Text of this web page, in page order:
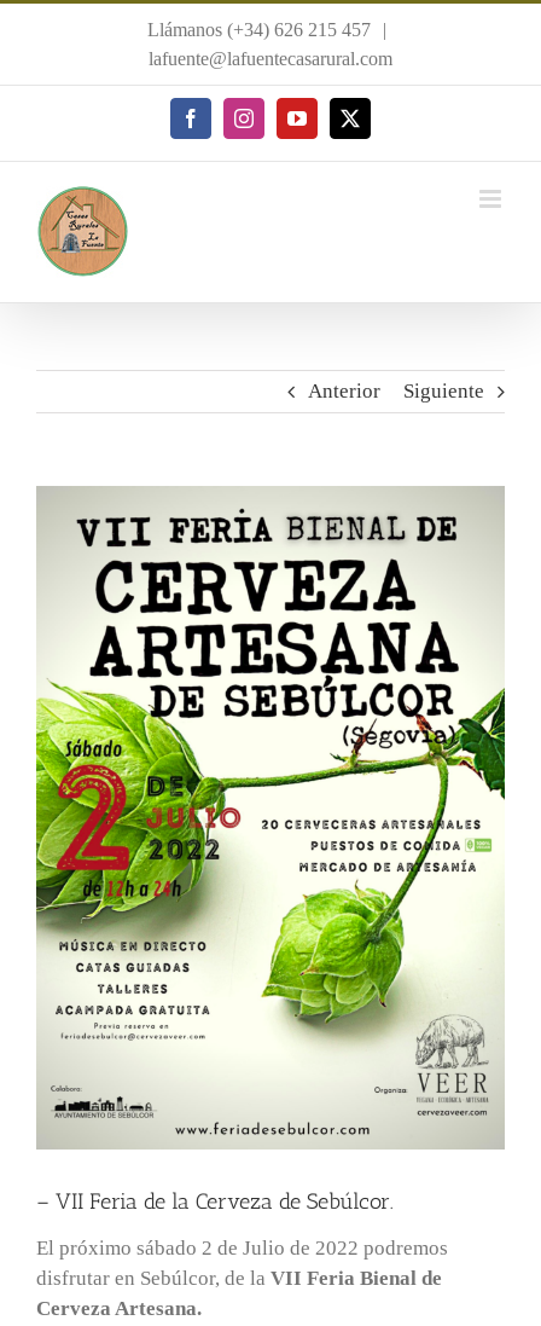
Llámanos (+34) 626 215 457
|
lafuente@lafuentecasarural.com
FacebookInstagramYouTube
X
Anterior Siguiente
– VII Feria de la Cerveza de Sebúlcor.
El próximo sábado 2 de Julio de 2022 podremos
disfrutar en Sebúlcor, de la VII Feria Bienal de
Cerveza Artesana.